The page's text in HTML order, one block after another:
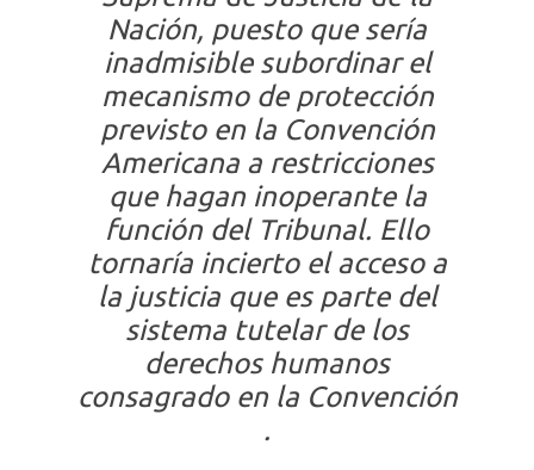
Nación, puesto que sería
inadmisible subordinar el
mecanismo de protección
previsto en la Convención
Americana a restricciones
que hagan inoperante la
función del Tribunal. Ello
tornaría incierto el acceso a
la justicia que es parte del
sistema tutelar de los
derechos humanos
consagrado en la Convención
.